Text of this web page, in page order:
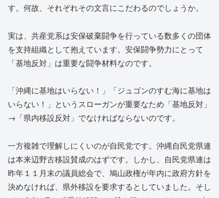
す。何故、それぞれその文言にこだわるのでしょうか。
実は、共産党系は安保破棄闘争を行っている数多くの団体
を支持組織として抱えています。安保闘争勢力にとって
「基地反対」は重要な闘争材料なのです。
「沖縄に基地はいらない！」「ジュゴンのすむ海に基地は
いらない！」というスローガンが重要なため「基地反対」
→「県内移設反対」でなければならないのです。
一方複雑で理解しにくいのが自民党です。沖縄自民党県連
は本来辺野古移設賛成のはずです。しかし、自民党県連は
昨年１１月末の議員総会で、鳩山政権が年内に政府方針を
決めなければ、県外移設を要求するとしていました。そし